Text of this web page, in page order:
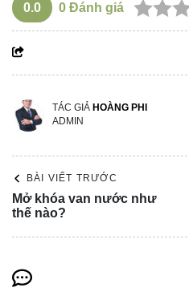
0.0 0 Đánh giá
TÁC GIẢ HOÀNG PHI
ADMIN
BÀI VIẾT TRƯỚC
Mở khóa van nước như
thế nào?